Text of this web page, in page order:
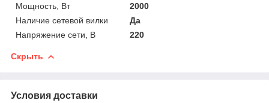
Мощность, Вт
2000
Наличие сетевой вилки
Да
Напряжение сети, В
220
Скрыть
Условия доставки